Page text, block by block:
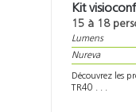
Kit
15 à 18
Lumens
Nureva
Découvrez les
TR40 . . .